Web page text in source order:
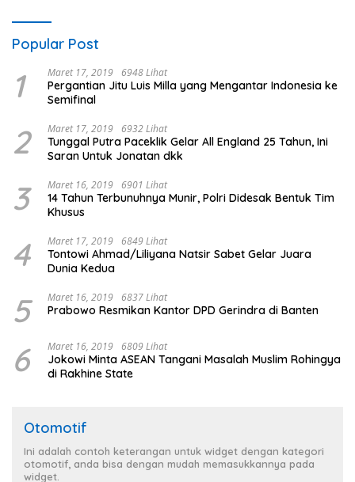
Popular Post
1 Maret 17, 2019 6948 Lihat
Pergantian Jitu Luis Milla yang Mengantar Indonesia ke
Semifinal
2 Maret 17, 2019 6932 Lihat
Tunggal Putra Paceklik Gelar All England 25 Tahun, Ini
Saran Untuk Jonatan dkk
3 Maret 16, 2019 6901 Lihat
14 Tahun Terbunuhnya Munir, Polri Didesak Bentuk Tim
Khusus
4 Maret 17, 2019 6849 Lihat
Tontowi Ahmad/Liliyana Natsir Sabet Gelar Juara
Dunia Kedua
5 Maret 16, 2019 6837 Lihat
Prabowo Resmikan Kantor DPD Gerindra di Banten
6 Maret 16, 2019 6809 Lihat
Jokowi Minta ASEAN Tangani Masalah Muslim Rohingya
di Rakhine State
Otomotif
Ini adalah contoh keterangan untuk widget dengan kategori
otomotif, anda bisa dengan mudah memasukkannya pada
widget.